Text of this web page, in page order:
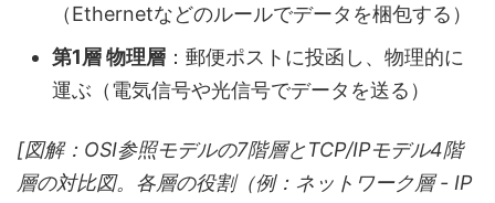
（Ethernetなどのルールでデータを梱包する）
第1層 物理層 ：郵便ポストに投函し、物理的に
運ぶ（電気信号や光信号でデータを送る）
[図解：OSI参照モデルの7階層とTCP/IPモデル4階
層の対比図。各層の役割（例：ネットワーク層 - IP